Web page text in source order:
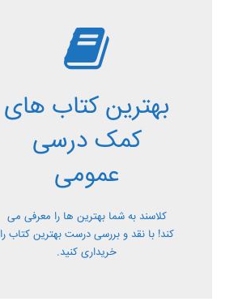
بهترین کتاب های
کمک درسی
عمومی
کلاسند به شما بهترین ها را معرفی می
کند! با نقد و بررسی درست بهترین کتاب را
خریداری کنید.
بررسی بهترین
کتاب های کمک
درسی عمومی
معرفی کتاب های کمک درسی عمومی و
بررسی آن ها کاملا رایگان از کلاسند